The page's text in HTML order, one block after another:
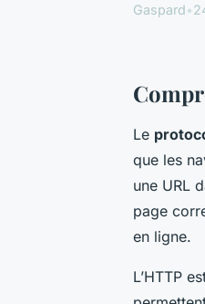
Gaspard•
Le
que les
une URL
page
en ligne.
L’HTTP